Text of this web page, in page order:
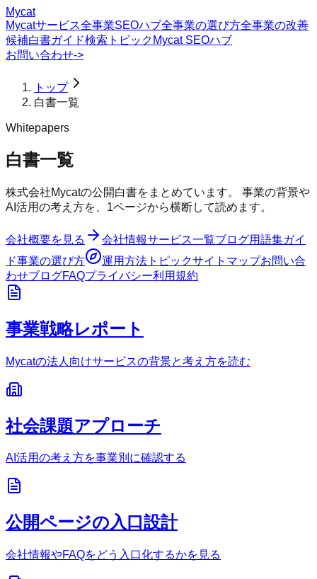
Mycat
Mycatサービス全事業SEOハブ全事業の選び方全事業の改善
候補白書ガイド検索トピック Mycat SEOハブ
お問い合わせ->
トップ
白書一覧
Whitepapers
白書一覧
株式会社Mycatの公開白書をまとめています。 事業の背景や
AI活用の考え方を、1ページから横断して読めます。
会社概要を見る 会社情報サービス一覧ブログ用語集ガイ
ド事業の選び方 運用方法 トピックサイトマップお問い合
わせブログFAQプライバシー利用規約
事業戦略レポート
Mycatの法人向けサービスの背景と考え方を読む
社会課題アプローチ
AI活用の考え方を事業別に確認する
公開ページの入口設計
会社情報やFAQをどう入口化するかを見る